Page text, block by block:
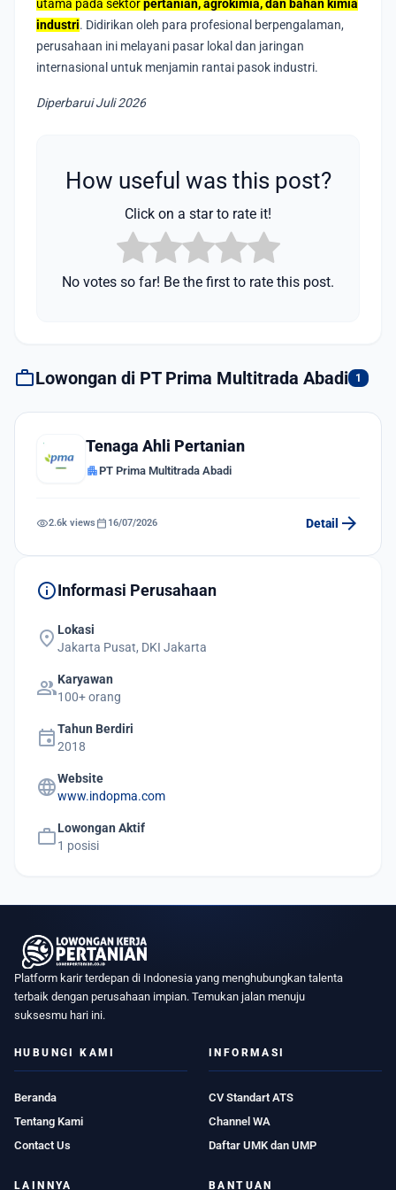
utama pada sektorpertanian, agrokimia, dan bahan kimia
industri. Didirikan oleh para profesional berpengalaman,
perusahaan ini melayani pasar lokal dan jaringan
internasional untuk menjamin rantai pasok industri.
Diperbarui Juli 2026
How useful was this post?
Click on a star to rate it!
No votes so far! Be the first to rate this post.
workLowongan di PT Prima Multitrada Abadi 1
Tenaga Ahli Pertanian
apartmentPT Prima Multitrada Abadi
visibility2.6k views calendar_today 16/07/2026 Detail arrow_forward
infoInformasi Perusahaan
location_on Lokasi
Jakarta Pusat, DKI Jakarta
groupKaryawan
100+ orang
eventTahun Berdiri
2018
languageWebsite
www.indopma.com
workLowongan Aktif
1 posisi
Platform karir terdepan di Indonesia yang menghubungkan talenta
terbaik dengan perusahaan impian. Temukan jalan menuju
suksesmu hari ini.
HUBUNGI KAMI
Beranda
Tentang Kami
Contact Us
INFORMASI
CV Standart ATS
Channel WA
Daftar UMK dan UMP
LAINNYA BANTUAN